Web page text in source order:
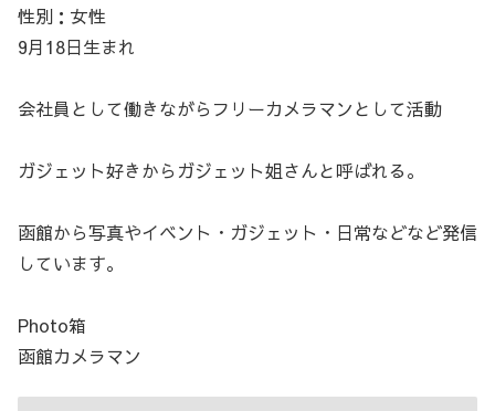
性別：女性
9月18日生まれ
会社員として働きながらフリーカメラマンとして活動
ガジェット好きからガジェット姐さんと呼ばれる。
函館から写真やイベント・ガジェット・日常などなど発信
しています。
Photo箱
函館カメラマン